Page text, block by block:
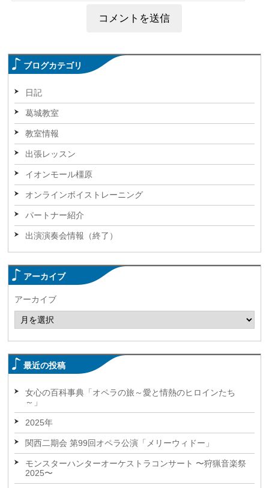
ブログカテゴリ
日記
葛城教室
教室情報
出張レッスン
イオンモール橿原
オンラインボイストレーニング
パートナー紹介
出演演奏会情報（終了）
アーカイブ
アーカイブ
最近の投稿
女心の百科事典「オペラの旅～愛と情熱のヒロインたち
～」
2025年
関西二期会 第99回オペラ公演「メリーウィドー」
モンスターハンターオーケストラコンサート 〜狩猟音楽祭
2025〜